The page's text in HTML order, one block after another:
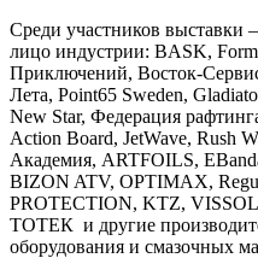
Среди участников
лицо индустрии: BASK,
Приключений, Восток-
Лета, Point65 Sweden,
New Star, Федерация
Action Board, JetWave, Rush
Академия, ARTFOILS,
BIZON ATV, OPTIMAX,
PROTECTION, KTZ,
ТОТЕК и другие
оборудования и смазочных